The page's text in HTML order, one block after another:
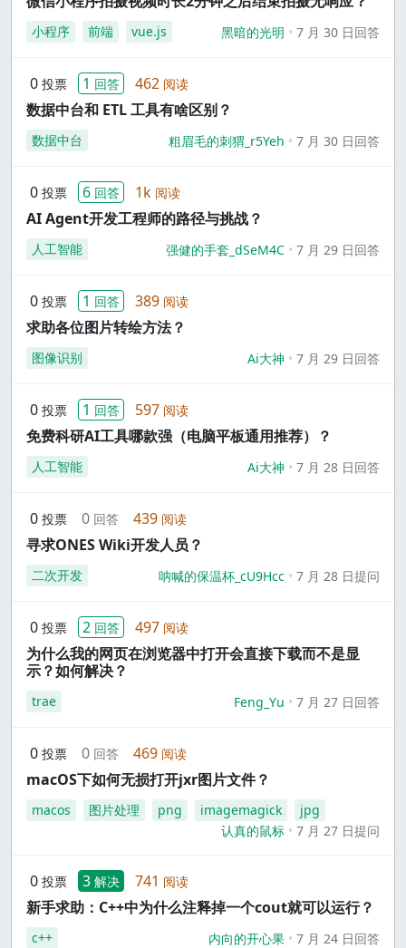
小程序 前端 vue.js 黑暗的光明 7 月 30 日回答
0 投票 1 回答 462 阅读
数据中台和 ETL 工具有啥区别？
数据中台 粗眉毛的刺猬_r5Yeh 7 月 30 日回答
0 投票 6 回答 1k 阅读
AI Agent开发工程师的路径与挑战？
人工智能 强健的手套_dSeM4C 7 月 29 日回答
0 投票 1 回答 389 阅读
求助各位图片转绘方法？
图像识别 Ai大神 7 月 29 日回答
0 投票 1 回答 597 阅读
免费科研AI工具哪款强（电脑平板通用推荐）？
人工智能 Ai大神 7 月 28 日回答
0 投票 0 回答 439 阅读
寻求ONES Wiki开发人员？
二次开发 呐喊的保温杯_cU9Hcc 7 月 28 日提问
0 投票 2 回答 497 阅读
为什么我的网页在浏览器中打开会直接下载而不是显
示？如何解决？
trae Feng_Yu 7 月 27 日回答
0 投票 0 回答 469 阅读
macOS下如何无损打开jxr图片文件？
macos 图片处理 png imagemagick
jpg
认真的鼠标
7 月 27 日提问
0 投票 3 解决 741 阅读
新手求助：C++中为什么注释掉一个cout就可以运行？
c++ 内向的开心果 7 月 24 日回答